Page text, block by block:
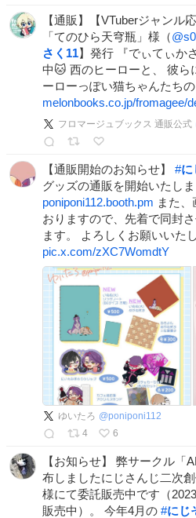
【通販】【VTuberジャンル
「てのひら天穹瓶」様（
さく11】発行 『でぃてぃか
中🐱 西のヒーローと、 彼ら
ーローっぽい猫ちゃんたち
melonbooks.co.jp/fromagee/
フロマージュブックス 通販公式
【通販開始のお知らせ】 #に
グッズの通販を開始いたしま
poniponi112.booth.pm また
おりますので、先着で同封
ます。 よろしくお願いいた
pic.x.com/zXC7WomdtY
ゆいたろ @poniponi112
4
6
【お知らせ】 弊サークル「
布しましたにじさんじ二次
様にて委託販売中です（
販売中）。 今年4月の #にじ